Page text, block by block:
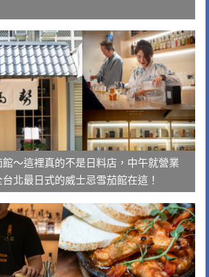
～這裡真的不是日料店，中午就營業
北最日式的威士忌雪茄館在這！